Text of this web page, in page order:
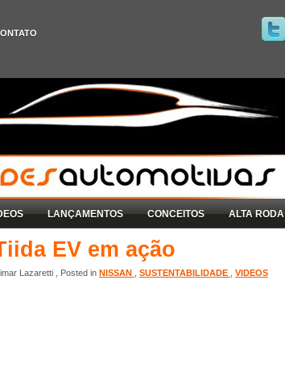
LANÇAMENTOS CONCEITOS ALTA RODA
EV em ação
Lazaretti , Posted in NISSAN SUSTENTABILIDADE VIDEOS